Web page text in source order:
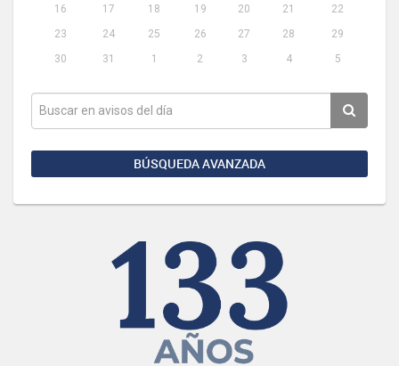
16
17 18 19 20 21
22
23
24 25 26 27 28
29
30
31 1 2 3 4 5
BÚSQUEDA AVANZADA